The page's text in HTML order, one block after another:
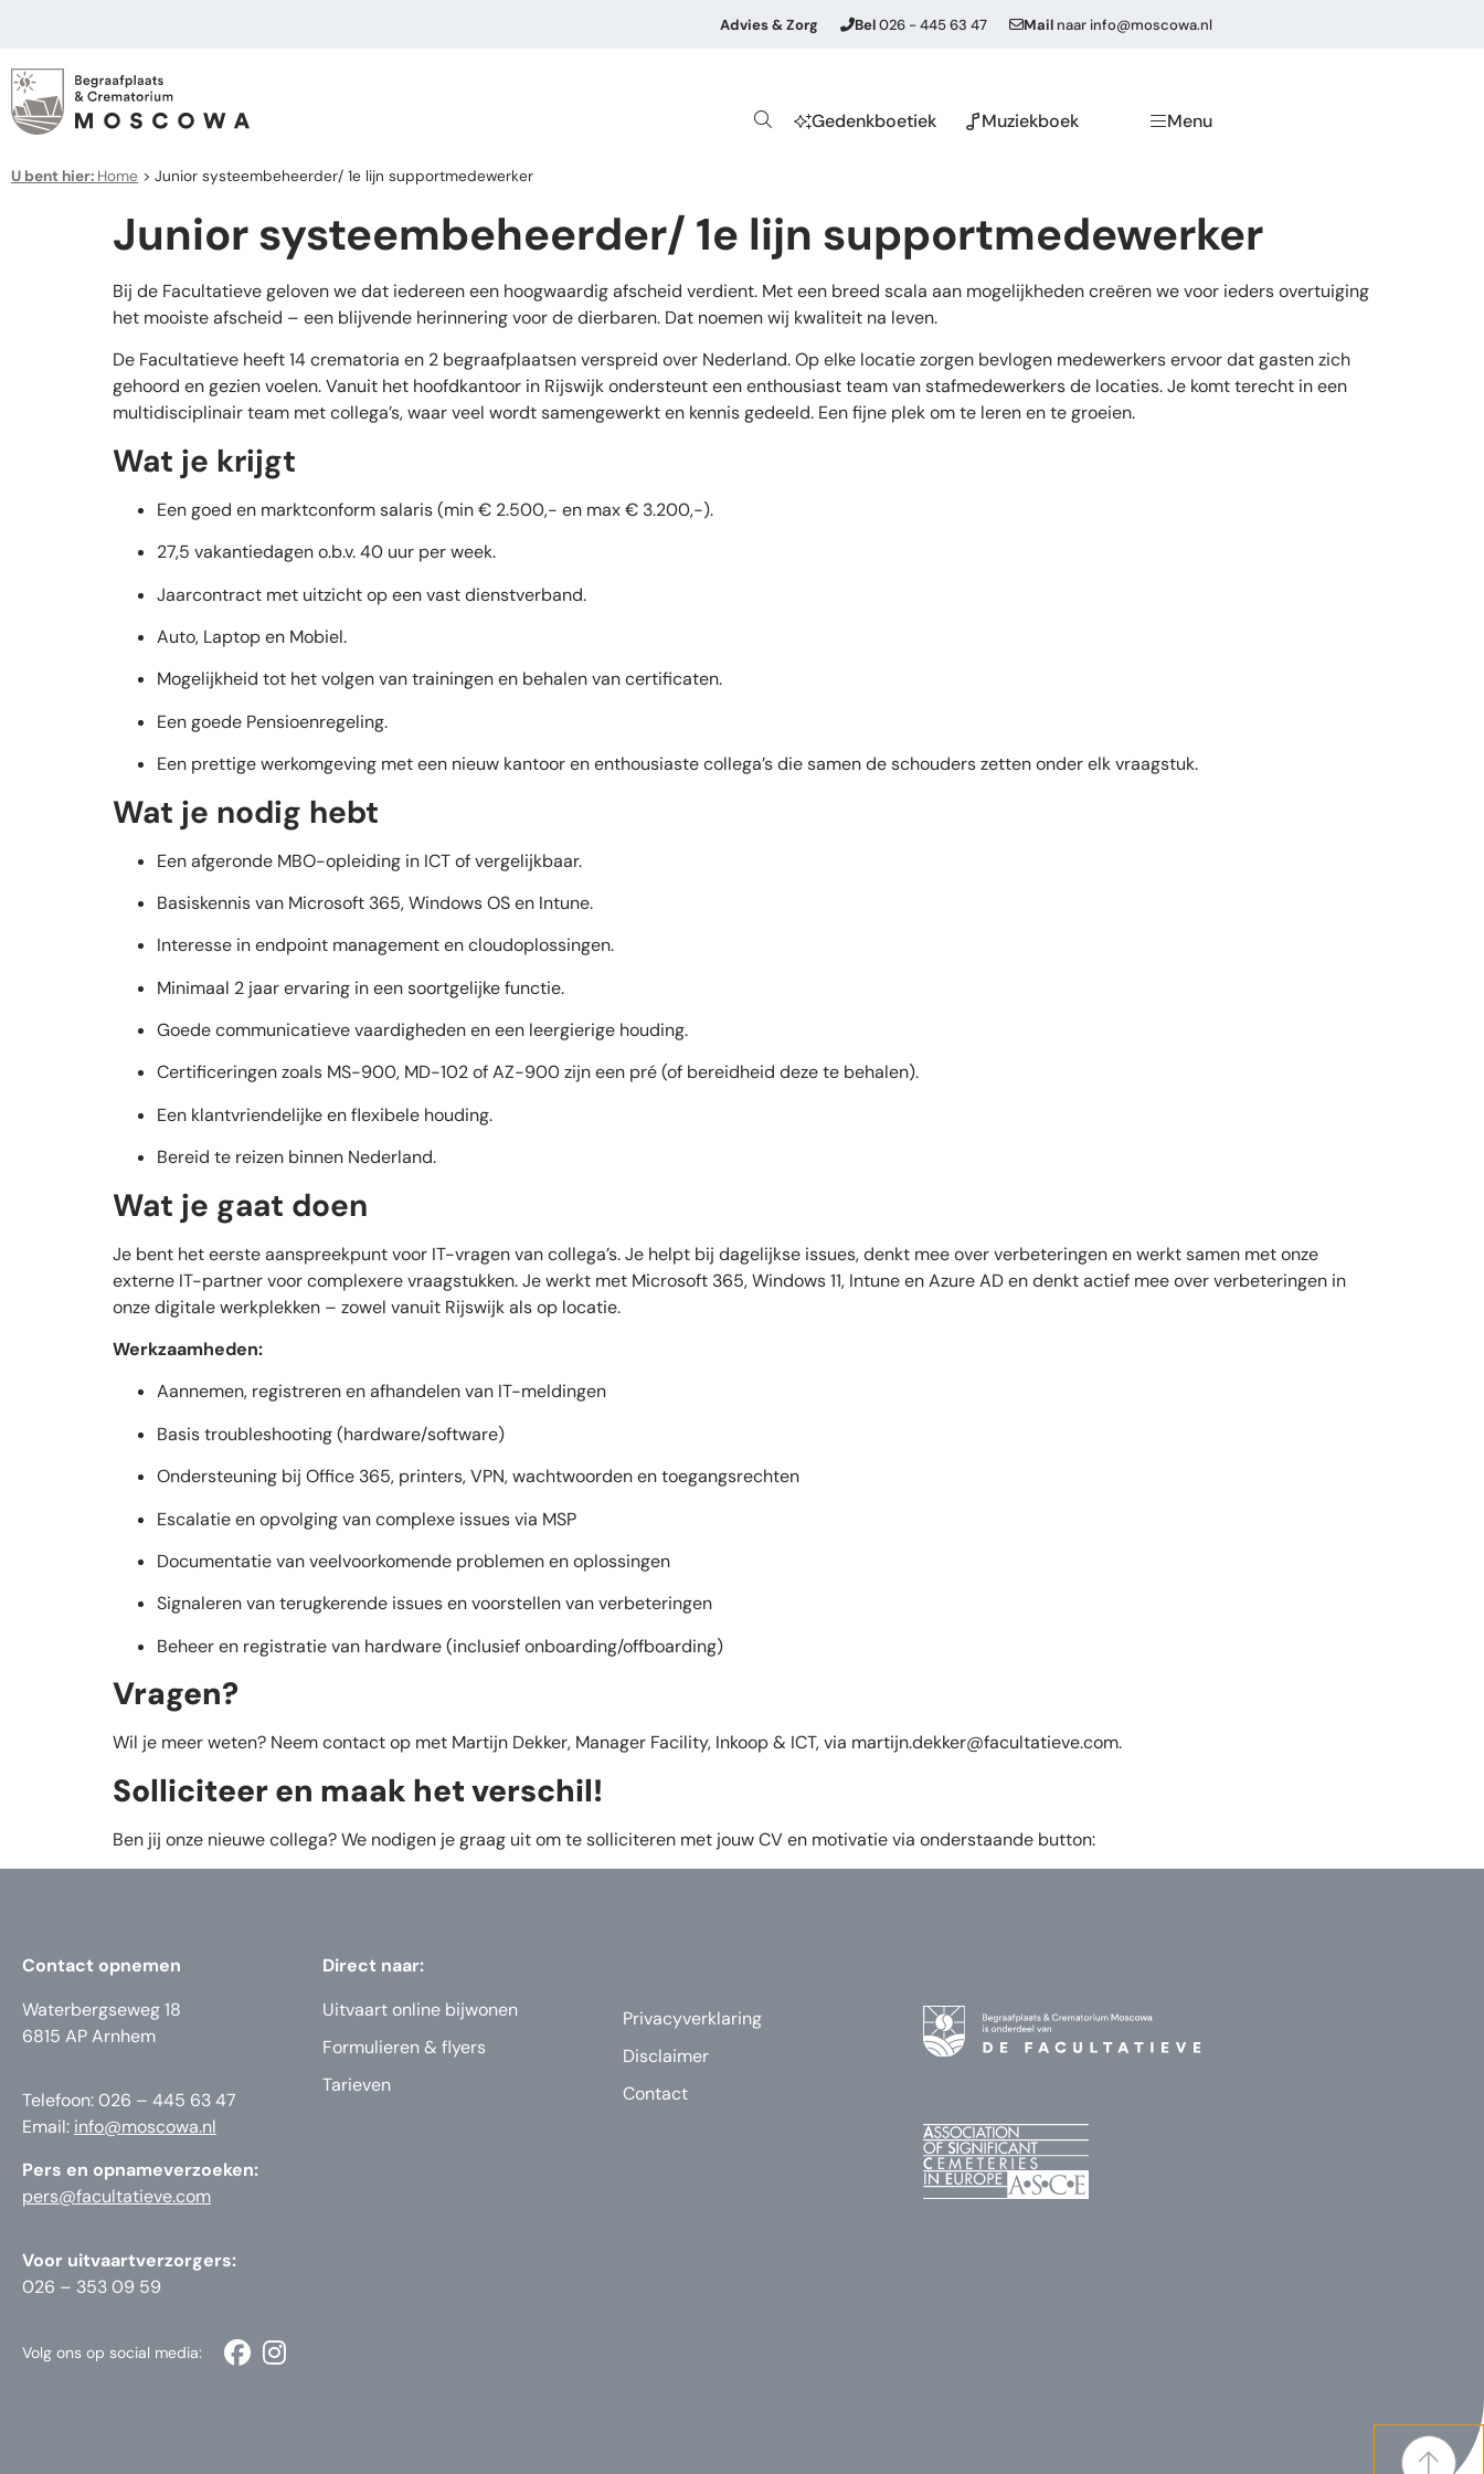
Advies & Zorg Bel026 - 445 63 47 Mail naarinfo@moscowa.nl
Gedenkboetiek Muziekboek Menu
U bent hier: Home > Junior systeembeheerder/ 1e lijn supportmedewerker
Junior systeembeheerder/ 1e lijn supportmedewerker
Bij de Facultatieve geloven we dat iedereen een hoogwaardig afscheid verdient. Met een breed scala aan mogelijkheden creëren we voor ieders overtuiging
het mooiste afscheid – een blijvende herinnering voor de dierbaren. Dat noemen wij kwaliteit na leven.
De Facultatieve heeft 14 crematoria en 2 begraafplaatsen verspreid over Nederland. Op elke locatie zorgen bevlogen medewerkers ervoor dat gasten zich
gehoord en gezien voelen. Vanuit het hoofdkantoor in Rijswijk ondersteunt een enthousiast team van stafmedewerkers de locaties. Je komt terecht in een
multidisciplinair team met collega’s, waar veel wordt samengewerkt en kennis gedeeld. Een fijne plek om te leren en te groeien.
Wat je krijgt
Een goed en marktconform salaris (min € 2.500,- en max € 3.200,-).
27,5 vakantiedagen o.b.v. 40 uur per week.
Jaarcontract met uitzicht op een vast dienstverband.
Auto, Laptop en Mobiel.
Mogelijkheid tot het volgen van trainingen en behalen van certificaten.
Een goede Pensioenregeling.
Een prettige werkomgeving met een nieuw kantoor en enthousiaste collega’s die samen de schouders zetten onder elk vraagstuk.
Wat je nodig hebt
Een afgeronde MBO-opleiding in ICT of vergelijkbaar.
Basiskennis van Microsoft 365, Windows OS en Intune.
Interesse in endpoint management en cloudoplossingen.
Minimaal 2 jaar ervaring in een soortgelijke functie.
Goede communicatieve vaardigheden en een leergierige houding.
Certificeringen zoals MS-900, MD-102 of AZ-900 zijn een pré (of bereidheid deze te behalen).
Een klantvriendelijke en flexibele houding.
Bereid te reizen binnen Nederland.
Wat je gaat doen
Je bent het eerste aanspreekpunt voor IT-vragen van collega’s. Je helpt bij dagelijkse issues, denkt mee over verbeteringen en werkt samen met onze
externe IT-partner voor complexere vraagstukken. Je werkt met Microsoft 365, Windows 11, Intune en Azure AD en denkt actief mee over verbeteringen in
onze digitale werkplekken – zowel vanuit Rijswijk als op locatie.
Werkzaamheden:
Aannemen, registreren en afhandelen van IT-meldingen
Basis troubleshooting (hardware/software)
Ondersteuning bij Office 365, printers, VPN, wachtwoorden en toegangsrechten
Escalatie en opvolging van complexe issues via MSP
Documentatie van veelvoorkomende problemen en oplossingen
Signaleren van terugkerende issues en voorstellen van verbeteringen
Beheer en registratie van hardware (inclusief onboarding/offboarding)
Vragen?
Wil je meer weten? Neem contact op met Martijn Dekker, Manager Facility, Inkoop & ICT, via martijn.dekker@facultatieve.com.
Solliciteer en maak het verschil!
Ben jij onze nieuwe collega? We nodigen je graag uit om te solliciteren met jouw CV en motivatie via onderstaande button:
Contact opnemen
Waterbergseweg 18
6815 AP Arnhem
Telefoon: 026 – 445 63 47
Email: info@moscowa.nl
Pers en opnameverzoeken:
pers@facultatieve.com
Voor uitvaartverzorgers:
026 – 353 09 59
Direct naar:
Uitvaart online bijwonen
Formulieren & flyers
Tarieven
Privacyverklaring
Disclaimer
Contact
Volg ons op social media: